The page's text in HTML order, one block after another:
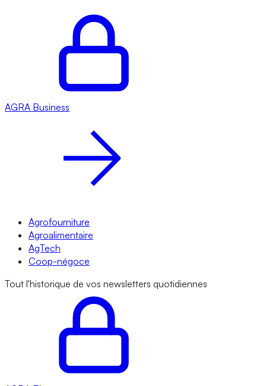
AGRA Business
Agrofourniture
Agroalimentaire
AgTech
Coop-négoce
Tout l'historique de vos newsletters quotidiennes